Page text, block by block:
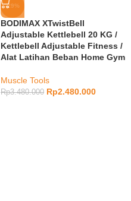
-29%
BODIMAX XTwistBell
Adjustable Kettlebell 20 KG /
Kettlebell Adjustable Fitness /
Alat Latihan Beban Home Gym
Muscle Tools
Rp3.480.000 Rp2.480.000